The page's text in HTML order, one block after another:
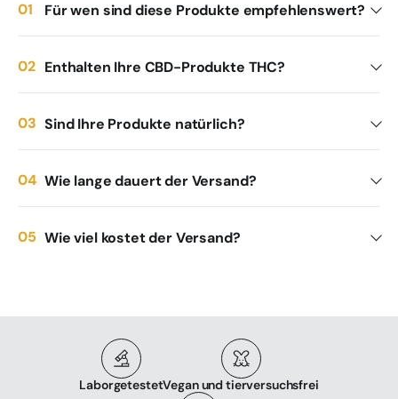
Für wen sind diese Produkte empfehlenswert?
Enthalten Ihre CBD-Produkte THC?
Sind Ihre Produkte natürlich?
Wie lange dauert der Versand?
Wie viel kostet der Versand?
LaborgetestetVegan und tierversuchsfrei